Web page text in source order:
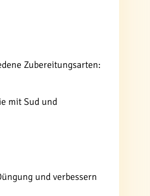
Zubereitungsarten:
mit Sud und
und verbessern